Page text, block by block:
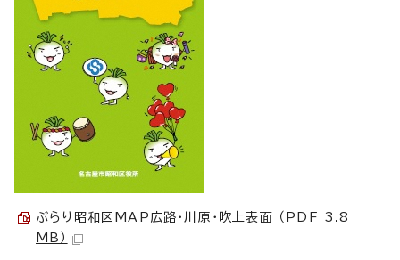
ぶらり昭和区MAP広路・川原・吹上表面 （PDF 3.8
MB）